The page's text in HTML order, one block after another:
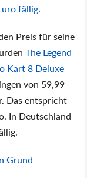
fällig.
Preis für seine
The Legend
Kart 8 Deluxe
von 59,99
Das entspricht
In Deutschland
Grund